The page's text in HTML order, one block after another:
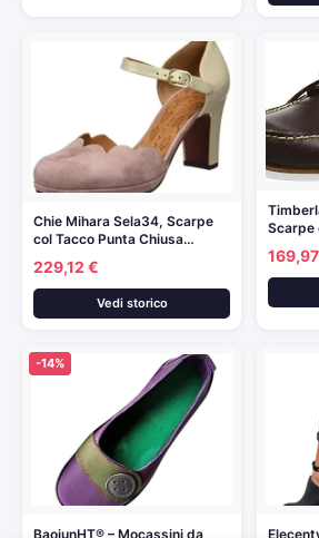
Chie Mihara Sela34, Scarpe
col Tacco Punta Chiusa…
229,12 €
Vedi storico
Scarpe
-14%
BaojunHT® – Mocassini da